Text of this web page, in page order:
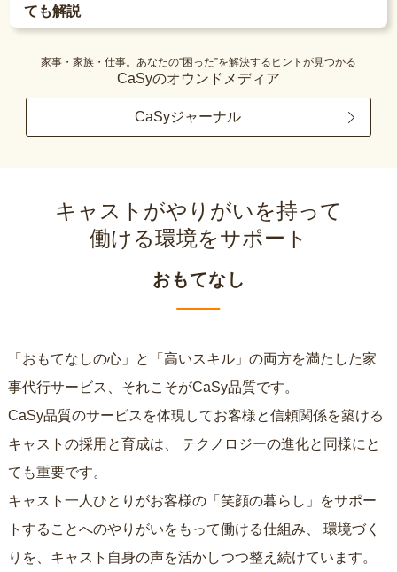
ても解説
家事・家族・仕事。あなたの“困った”を解決するヒントが見つかる
CaSyのオウンドメディア
CaSyジャーナル
キャストがやりがいを持って
働ける環境をサポート
おもてなし
「おもてなしの心」と「高いスキル」の両方を満たした家
事代行サービス、それこそがCaSy品質です。
CaSy品質のサービスを体現してお客様と信頼関係を築ける
キャストの採用と育成は、
ても重要です。
キャスト一人ひとりがお客様の「笑顔の暮らし」をサポー
トすることへのやりがいをもって働ける仕組み、
りを、キャスト自身の声を活かしつつ整え続けています。